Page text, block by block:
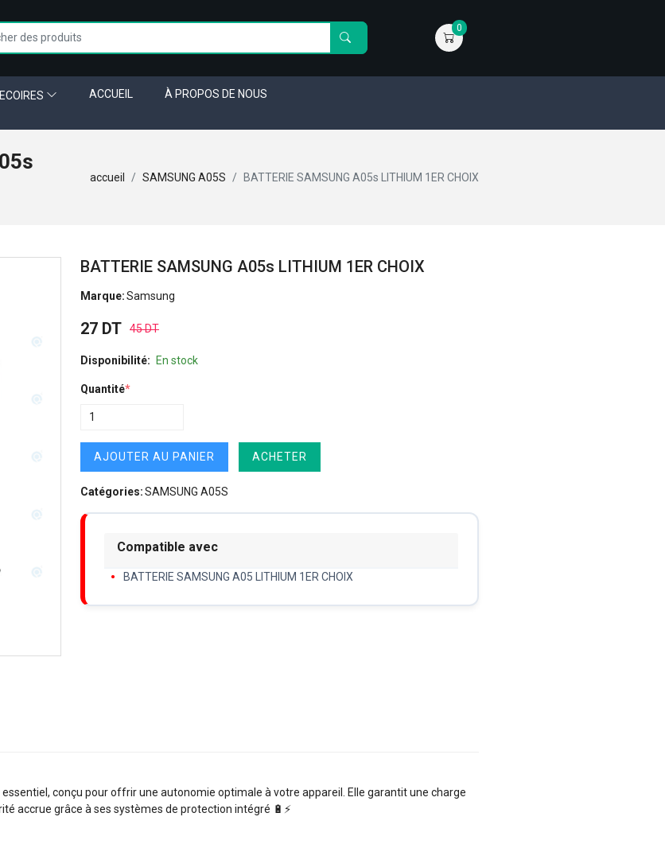
0
ACCUEIL À PROPOS DE NOUS
accueil SAMSUNG A05S BATTERIE SAMSUNG A05s LITHIUM 1ER CHOIX
BATTERIE SAMSUNG A05s LITHIUM 1ER CHOIX
Marque:Samsung
27 DT 45 DT
Disponibilité: En stock
Quantité*
AJOUTER AU PANIER ACHETER
Catégories:SAMSUNG A05S
Compatible avec
BATTERIE SAMSUNG A05 LITHIUM 1ER CHOIX
conçu pour offrir une autonomie optimale à votre appareil. Elle garantit une charge
accrue grâce à ses systèmes de protection intégré 🔋⚡️